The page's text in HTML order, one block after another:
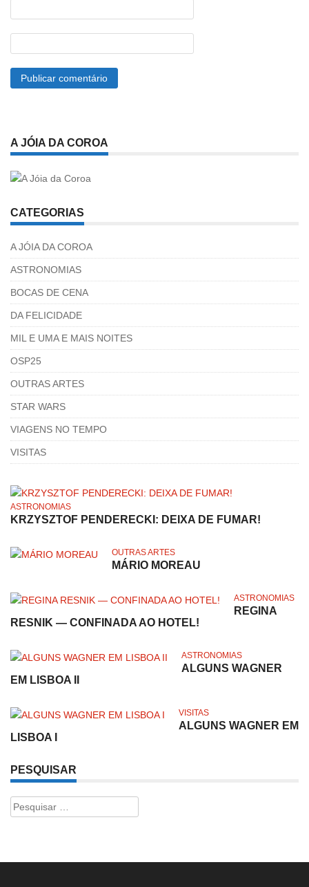
A JÓIA DA COROA
CATEGORIAS
A JÓIA DA COROA
ASTRONOMIAS
BOCAS DE CENA
DA FELICIDADE
MIL E UMA E MAIS NOITES
OSP25
OUTRAS ARTES
STAR WARS
VIAGENS NO TEMPO
VISITAS
ASTRONOMIAS
KRZYSZTOF PENDERECKI: DEIXA DE FUMAR!
OUTRAS ARTES
MÁRIO MOREAU
ASTRONOMIAS
REGINA
RESNIK — CONFINADA AO HOTEL!
ASTRONOMIAS
ALGUNS WAGNER
EM LISBOA II
VISITAS
ALGUNS WAGNER EM
LISBOA I
PESQUISAR
Pesquisar
por: